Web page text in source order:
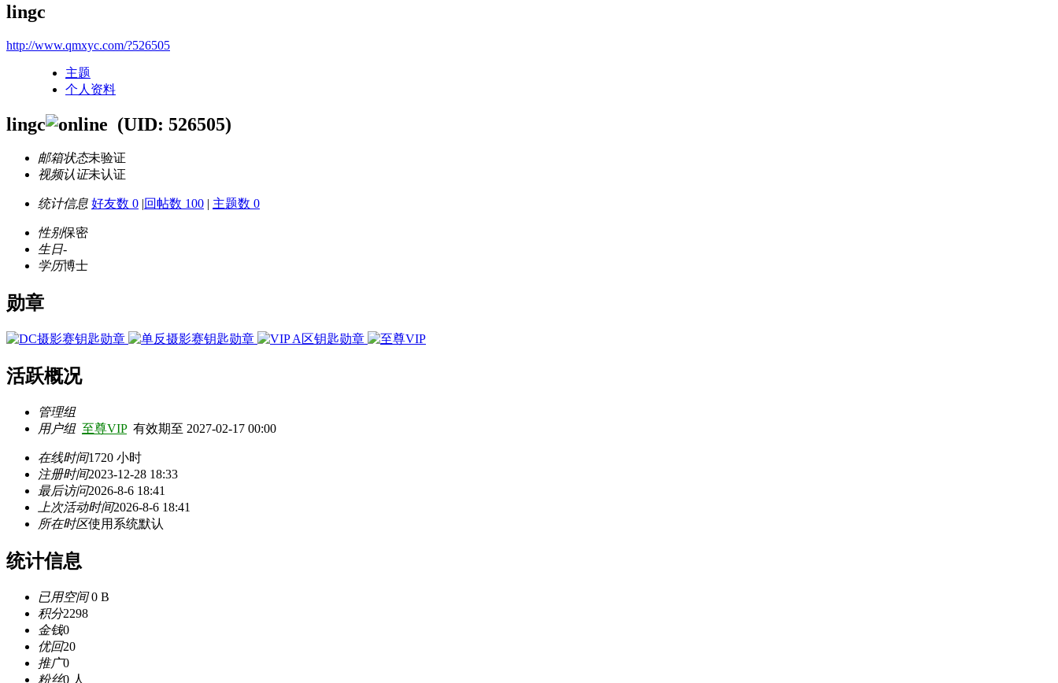
lingc
http://www.qmxyc.com/?526505
主题
个人资料
lingc (UID: 526505)
邮箱状态未验证
视频认证未认证
统计信息 好友数 0 |回帖数 100 | 主题数 0
性别保密
生日-
学历博士
勋章
活跃概况
管理组
用户组 至尊VIP有效期至 2027-02-17 00:00
在线时间1720 小时
注册时间2023-12-28 18:33
最后访问2026-8-6 18:41
上次活动时间2026-8-6 18:41
所在时区使用系统默认
统计信息
已用空间0 B
积分2298
金钱0
优回20
推广0
粉丝0 人